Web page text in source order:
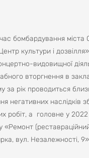
бомбардування міста
культури і
видовищної
вторгнення в
за рік проводиться
негативних
робіт, а головне у
«Ремонт
вул. Незалежності,